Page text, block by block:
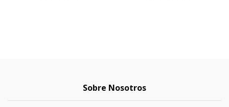
Sobre Nosotros